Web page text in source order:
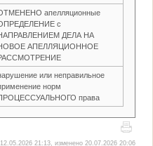
апелляционные
с
ДЕЛА НА
АПЕЛЛЯЦИОННОЕ
или неправильное
норм
права
21:13, изменено 20.07.2026 20:06